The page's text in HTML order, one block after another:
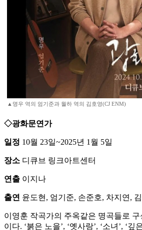
▲명우 역의 엄기준과 월하 역의 김호영(CJ ENM)
◇광화문연가
일정 10월 23일~2025년 1월 5일
장소 디큐브 링크아트센터
연출 이지나
출연 윤도현, 엄기준, 손준호, 차지연,
이영훈 작곡가의 주옥같은 명곡들로
이다. ‘붉은 노을’, ‘옛사랑’, ‘소녀’, ‘깊